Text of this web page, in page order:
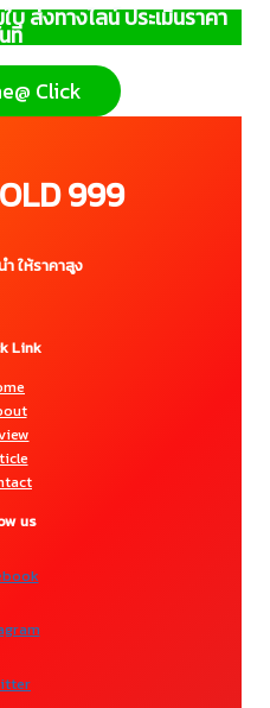
ส่งทางไลน์ ประเมินราคา
ที
Click
999
ให้ราคาสูง
Link
us